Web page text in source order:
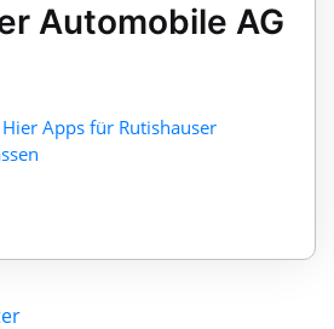
Automobile AG
Hier Apps für Rutishauser